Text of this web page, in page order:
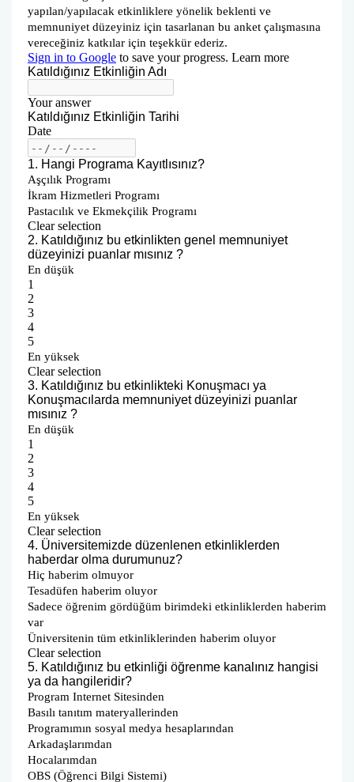
Öğrenci Memnuniyet Anketi
Sınav Kuralları
Öğrenci Kılavuzları
Öğrenci El Kitabı
Geri Bildirimlere Yönelik İyileştirmeler
Yemekhane Menüsü
Uygulama ve Ödev Değerlendirme Kriterleri